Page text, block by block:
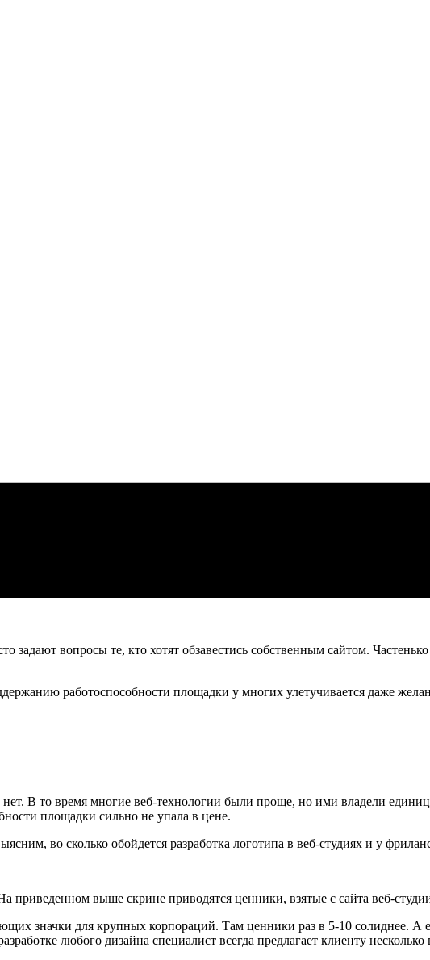
задают вопросы те, кто хотят обзавестись собственным сайтом.
работоспособности площадки у многих улетучивается даже
нет. В то время многие веб-технологии были проще, но ими владели
площадки сильно не упала в цене.
во сколько обойдется разработка логотипа в веб-студиях и у
приведенном выше скрине приводятся ценники, взятые с сайта веб-
значки для крупных корпораций. Там ценники раз в 5-10 солиднее. А
любого дизайна специалист всегда предлагает клиенту